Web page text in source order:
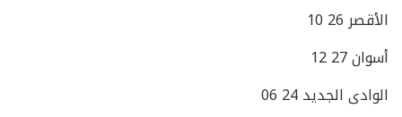
الأقصر 26 10
أسوان 27 12
الوادى الجديد 24 06